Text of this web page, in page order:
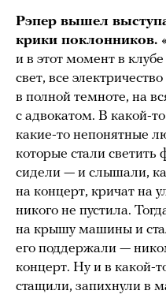
Рэпер вышел
крики поклонников.
и в этот момент в
свет, все
в полной темноте, на
с адвокатом. В какой-
какие-то непонятные
которые стали
сидели — и слышали,
на концерт, кричат на
никого не пустила.
на крышу машины и
его поддержали —
концерт. Ну и в какой-
стащили, запихнули в